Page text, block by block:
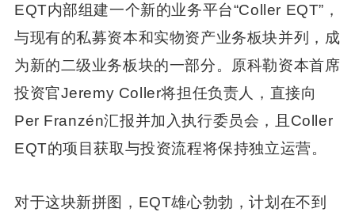
EQT内部组建一个新的业务平台“Coller EQT”，
与现有的私募资本和实物资产业务板块并列，成
为新的二级业务板块的一部分。原科勒资本首席
投资官Jeremy Coller将担任负责人，直接向
Per Franzén汇报并加入执行委员会，且Coller
EQT的项目获取与投资流程将保持独立运营。
对于这块新拼图，EQT雄心勃勃，计划在不到